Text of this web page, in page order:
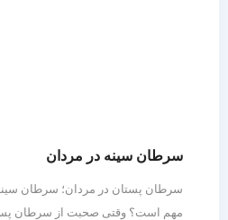
سرطان سینه در مردان
سرطان پستان در مردان؛ سرطان
مهم است؟ وقتی صحبت از سرطان